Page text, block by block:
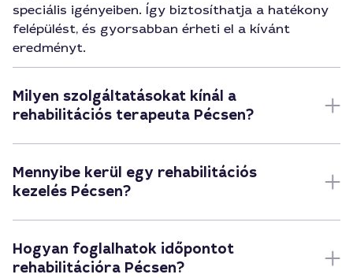
speciális igényeiben. Így biztosíthatja a hatékony
felépülést, és gyorsabban érheti el a kívánt
eredményt.
Milyen szolgáltatásokat kínál a
rehabilitációs terapeuta Pécsen?
Mennyibe kerül egy rehabilitációs
kezelés Pécsen?
Hogyan foglalhatok időpontot
rehabilitációra Pécsen?